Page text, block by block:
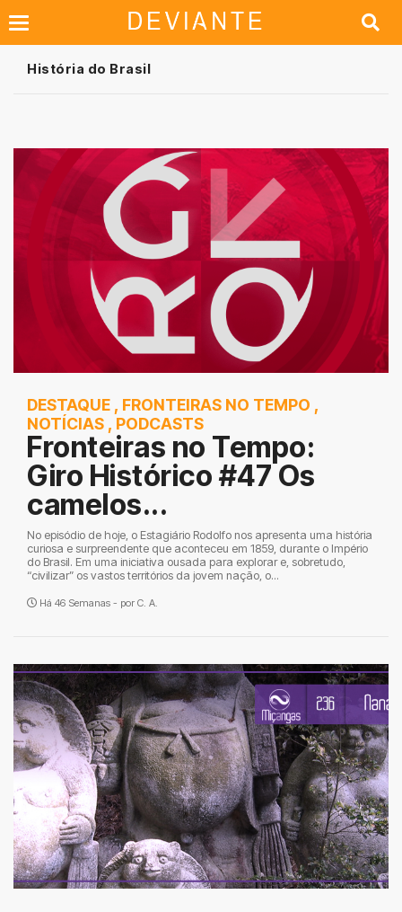
História do Brasil
DESTAQUE , FRONTEIRAS NO TEMPO ,
NOTÍCIAS , PODCASTS
Fronteiras no Tempo:
Giro Histórico #47 Os
camelos...
No episódio de hoje, o Estagiário Rodolfo nos apresenta uma história
curiosa e surpreendente que aconteceu em 1859, durante o Império
do Brasil. Em uma iniciativa ousada para explorar e, sobretudo,
“civilizar” os vastos territórios da jovem nação, o...
Há 46 Semanas - por C. A.